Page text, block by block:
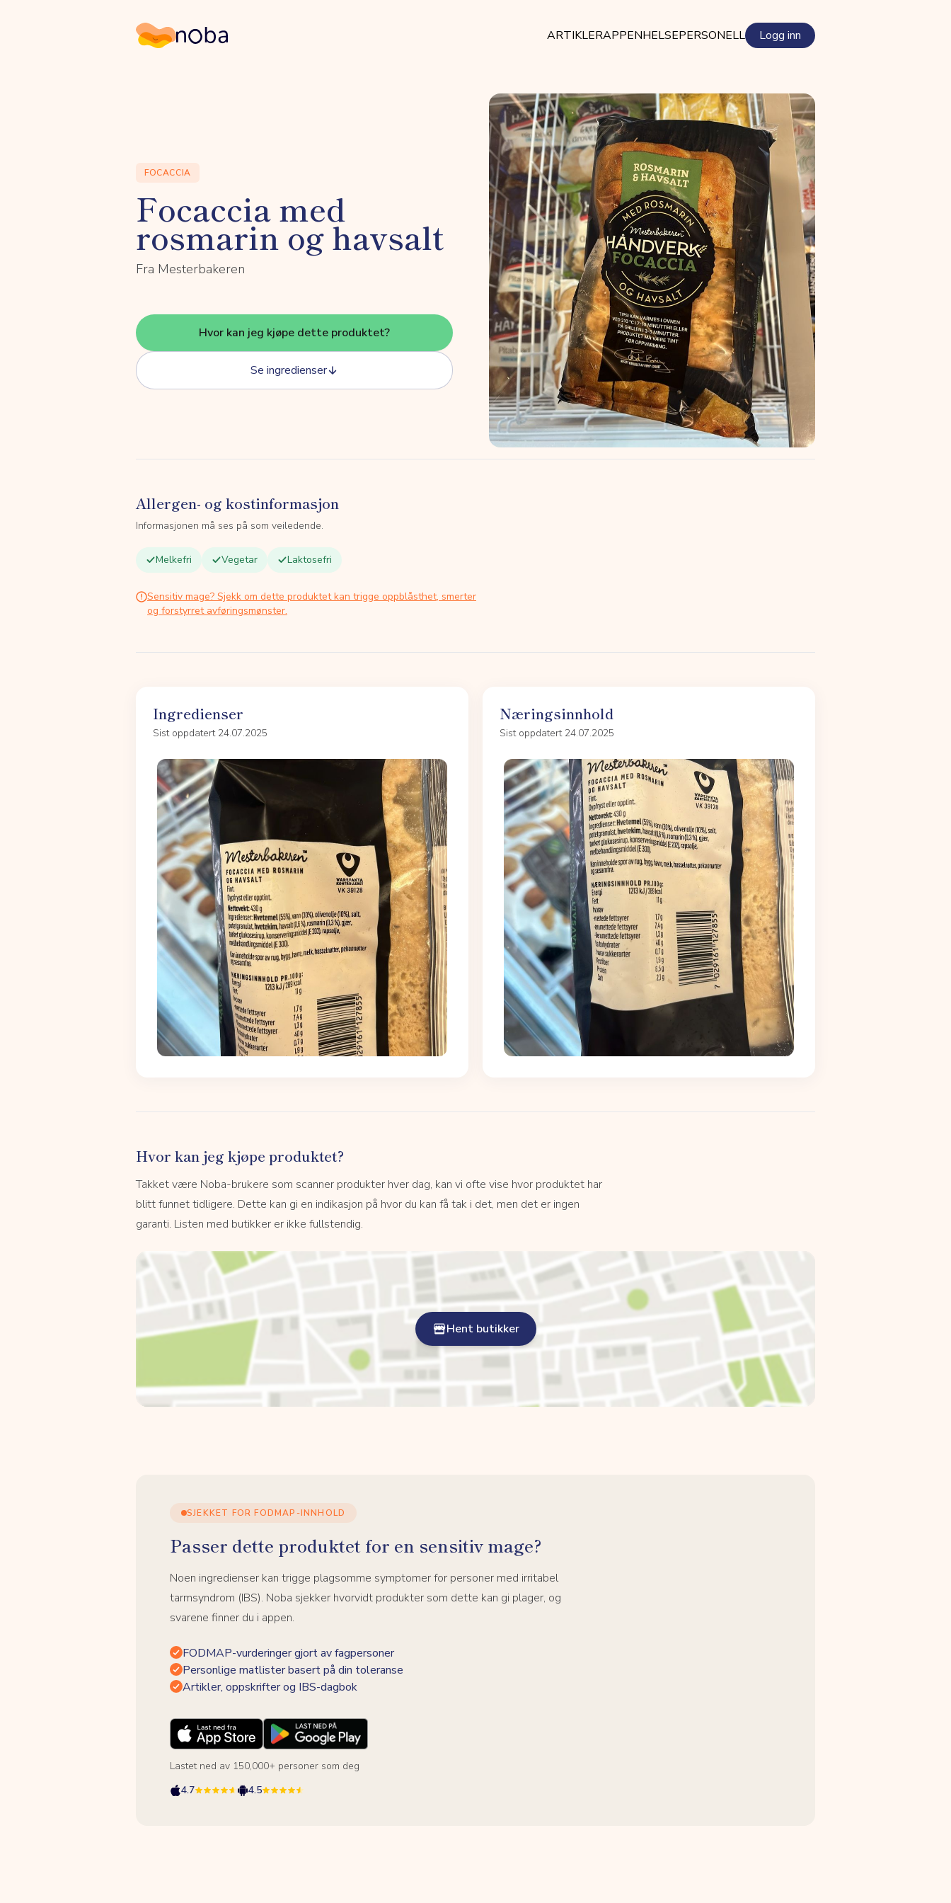
Noba ARTIKLERAPPENHELSEPERSONELL Logg inn
FOCACCIA
Focaccia med
rosmarin og havsalt
Fra Mesterbakeren
Hvor kan jeg kjøpe dette produktet?
Se ingredienser
Allergen- og kostinformasjon
Informasjonen må ses på som veiledende.
Melkefri Vegetar Laktosefri
Sensitiv mage? Sjekk om dette produktet kan trigge oppblåsthet, smerter
og forstyrret avføringsmønster.
Ingredienser
Sist oppdatert 24.07.2025
Næringsinnhold
Sist oppdatert 24.07.2025
Hvor kan jeg kjøpe produktet?
Takket være Noba-brukere som scanner produkter hver dag, kan vi ofte vise hvor produktet har
blitt funnet tidligere. Dette kan gi en indikasjon på hvor du kan få tak i det, men det er ingen
garanti. Listen med butikker er ikke fullstendig.
Hent butikker
SJEKKET FOR FODMAP-INNHOLD
Passer dette produktet for en sensitiv mage?
Noen ingredienser kan trigge plagsomme symptomer for personer med irritabel
tarmsyndrom (IBS). Noba sjekker hvorvidt produkter som dette kan gi plager, og
svarene finner du i appen.
FODMAP-vurderinger gjort av fagpersoner
Personlige matlister basert på din toleranse
Artikler, oppskrifter og IBS-dagbok
Lastet ned av 150,000+ personer som deg
4.7
4.5